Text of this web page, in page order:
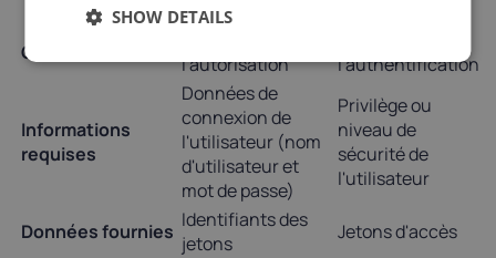
Commande
l'autorisation
l'authentification
Informations
requises
Données de
connexion de
l'utilisateur (nom
d'utilisateur et
mot de passe)
Privilège ou
niveau de
sécurité de
l'utilisateur
Données fournies Identifiants des
jetons
Jetons d'accès
SHOW DETAILS